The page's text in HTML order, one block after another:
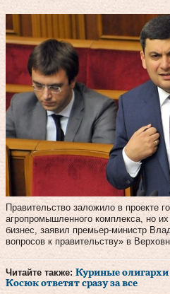
Правительство заложило в проекте
агропромышленного комплекса, но
бизнес, заявил премьер-министр
вопросов к правительству» в
Читайте также: Куриные
Косюк ответят сразу за все